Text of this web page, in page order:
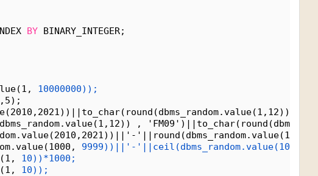
BY BINARY_INTEGER;
10000000));
,
9999))||'-'||ceil(dbms_random.value(1000,
10))*1000;
10));